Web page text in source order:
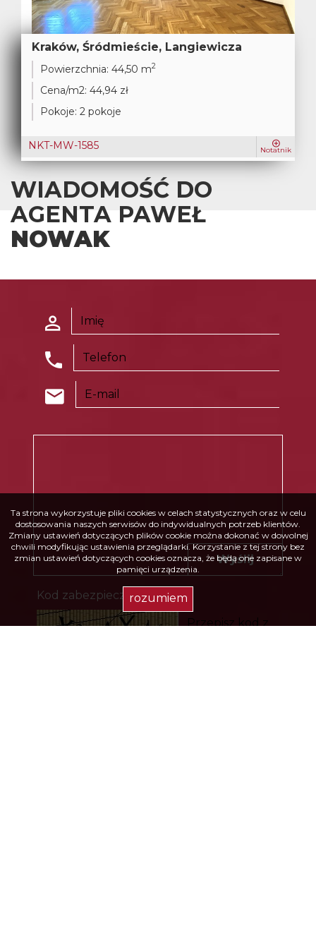
Kraków, Śródmieście, Langiewicza
Powierzchnia: 44,50 m2
Cena/m2: 44,94 zł
Pokoje: 2 pokoje
NKT-MW-1585 Notatnik
WIADOMOŚĆ DO
AGENTA PAWEŁ
NOWAK
Wyślij
Kod zabezpieczający
Ta strona wykorzystuje pliki cookies w celach statystycznych oraz w celu
dostosowania naszych serwisów do indywidualnych potrzeb klientów.
Zmiany ustawień dotyczących plików cookie można dokonać w dowolnej
chwili modyfikując ustawienia przeglądarki. Korzystanie z tej strony bez
zmian ustawień dotyczących cookies oznacza, że będą one zapisane w
pamięci urządzenia.
rozumiem